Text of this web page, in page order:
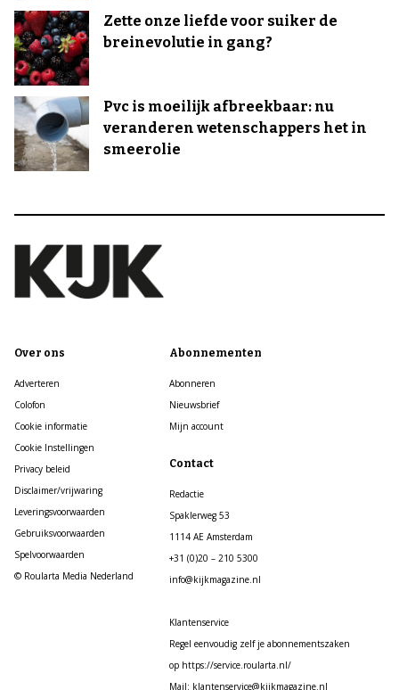
Zette onze liefde voor suiker de
breinevolutie in gang?
Pvc is moeilijk afbreekbaar: nu
veranderen wetenschappers het in
smeerolie
Over ons
Adverteren
Colofon
Cookie informatie
Cookie Instellingen
Privacy beleid
Disclaimer/vrijwaring
Leveringsvoorwaarden
Gebruiksvoorwaarden
Spelvoorwaarden
© Roularta Media Nederland
Abonnementen
Abonneren
Nieuwsbrief
Mijn account
Contact
Redactie
Spaklerweg 53
1114 AE Amsterdam
+31 (0)20 – 210 5300
info@kijkmagazine.nl
Klantenservice
Regel eenvoudig zelf je abonnementszaken
op https://service.roularta.nl/
Mail: klantenservice@kijkmagazine.nl